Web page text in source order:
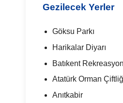
Gezilecek Yerler
Göksu Parkı
Harikalar Diyarı
Batıkent
Atatürk Orman
Anıtkabir